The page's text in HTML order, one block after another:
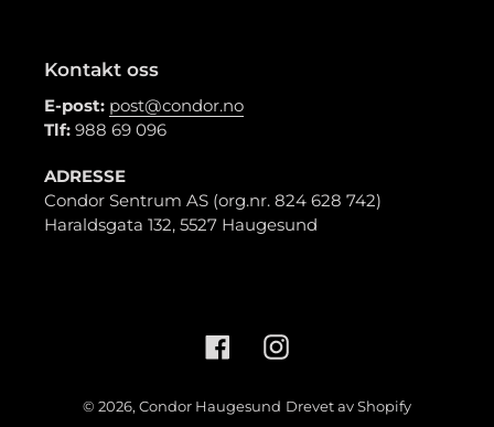
Kontakt oss
E-post: post@condor.no
Tlf: 988 69 096
ADRESSE
Condor Sentrum AS (org.nr. 824 628 742)
Haraldsgata 132, 5527 Haugesund
FacebookInstagram
© 2026, Condor Haugesund Drevet av Shopify